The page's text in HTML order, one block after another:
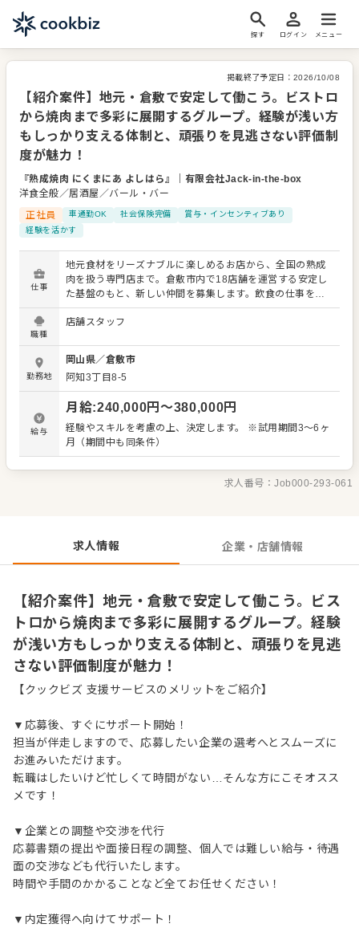
探す ログイン メニュー
掲載終了予定日： 2026/10/08
【紹介案件】地元・倉敷で安定して働こう。ビストロ
から焼肉まで多彩に展開するグループ。経験が浅い方
もしっかり支える体制と、頑張りを見逃さない評価制
度が魅力！
『熟成焼肉 にくまにあ よしはら』
有限会社Jack-in-the-box
洋食全般／居酒屋／バール・バー
正社員
車通勤OK 社会保険完備
賞与・インセンティブあり
経験を活かす
仕事
地元食材をリーズナブルに楽しめるお店から、全国の熟成
肉を扱う専門店まで。倉敷市内で18店舗を運営する安定し
た基盤のもと、新しい仲間を募集します。飲食の仕事を通
じて、働く喜びを感じてほしい。そんな想いから、一人ひ
とりに寄り添った環境を整えています。 【募集職種：調
ト ・経験を積んだ後は、こだわりのオリジナル調理にも挑
戦 ・お客様の「気配」を察した、心配りのあるおもてなし
基本方針は「失敗を恐れず、自由にやってみること」。あ
なたの意見を否定することはありません。現場で気づいた
アイデアはどんどん取り入れていく方針です。 【充実の待
遇・制度】 ・各種手当や賞与（寸志）で日々の努力を還元
・個々のスキルに合わせた丁寧なステップアップ支援 ・将
スタッフも、多くが未経験からのスタートでした。まずは
笑顔でお客様をお迎えすることから始めましょう。飲食業
職種
店舗スタッフ
勤務地
岡山県／倉敷市
阿知3丁目8-5
給与
月給:240,000円〜380,000円
経験やスキルを考慮の上、決定します。 ※試用期間3～6ヶ
月（期間中も同条件）
求人番号：Job000-293-061
求人情報 企業・店舗情報
【紹介案件】地元・倉敷で安定して働こう。ビス
トロから焼肉まで多彩に展開するグループ。経験
が浅い方もしっかり支える体制と、頑張りを見逃
さない評価制度が魅力！
【クックビズ 支援サービスのメリットをご紹介】
▼応募後、すぐにサポート開始！
担当が伴走しますので、応募したい企業の選考へとスムーズに
お進みいただけます。
転職はしたいけど忙しくて時間がない…そんな方にこそオスス
メです！
▼企業との調整や交渉を代行
応募書類の提出や面接日程の調整、個人では難しい給与・待遇
面の交渉なども代行いたします。
時間や手間のかかることなど全てお任せください！
▼内定獲得へ向けてサポート！